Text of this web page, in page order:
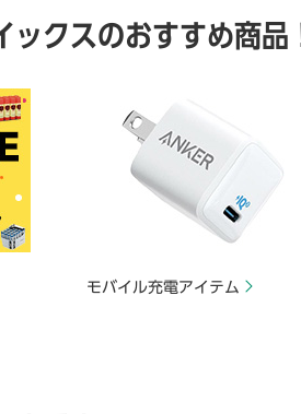
ックスのおすすめ商品
モバイル充電アイテム